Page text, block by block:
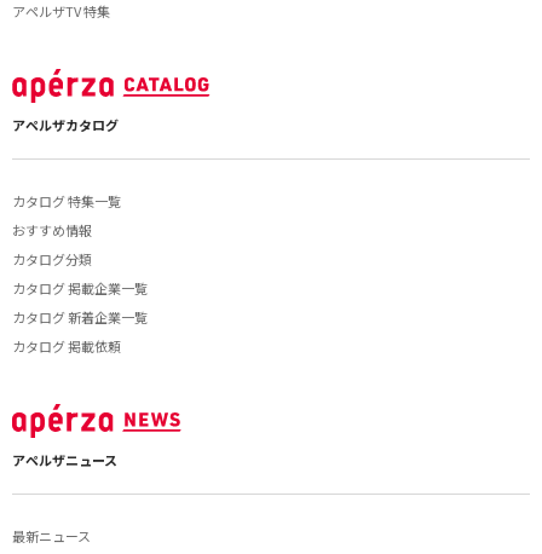
アペルザTV 特集
アペルザカタログ
カタログ 特集一覧
おすすめ情報
カタログ分類
カタログ 掲載企業一覧
カタログ 新着企業一覧
カタログ 掲載依頼
アペルザニュース
最新ニュース